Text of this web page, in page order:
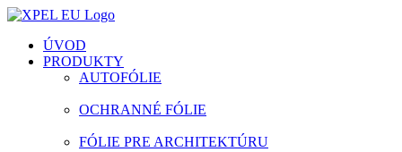
Skip
content
facebook
instagram
youtube
ÚVOD
PRODUKTY
AUTOFÓLIE
OCHRANNÉ FÓLIE
FÓLIE PRE ARCHITEKTÚRU